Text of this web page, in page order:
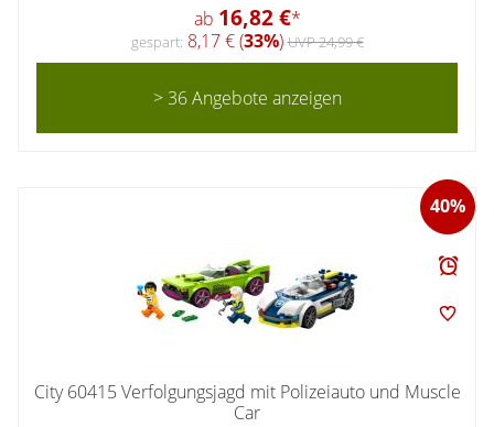
ab 16,82 €*
gespart: 8,17 € (33%)UVP 24,99 €
> 36 Angebote anzeigen
40%
City 60415 Verfolgungsjagd mit Polizeiauto und Muscle
Car